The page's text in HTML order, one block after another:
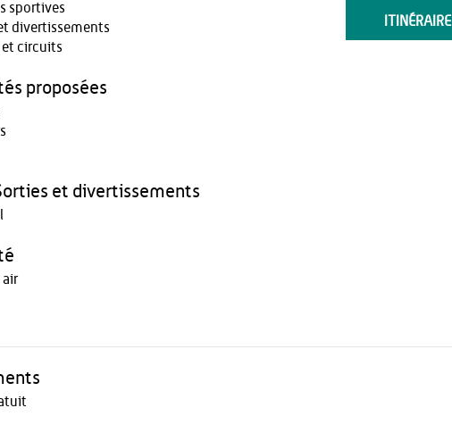
ITINÉRAIRE
sportives
divertissements
et circuits
proposées
et divertissements
air